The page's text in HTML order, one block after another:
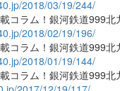
2018/03/19/244/
コラム！銀河鉄道999北
2018/02/19/196/
コラム！銀河鉄道999北
2018/01/19/144/
コラム！銀河鉄道999北